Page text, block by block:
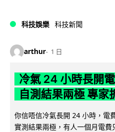
科技娛樂 科技新聞
arthur 1 日
冷氣 24 小時長開
自測結果兩極 專家
你信唔信冷氣長開 24 小時，電
實測結果兩極，有人一個月電